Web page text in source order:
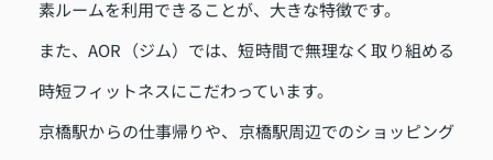
素ルームを利用できることが、大きな特徴です。
また、AOR（ジム）では、短時間で無理なく取り組める
時短フィットネスにこだわっています。
京橋駅からの仕事帰りや、京橋駅周辺でのショッピング